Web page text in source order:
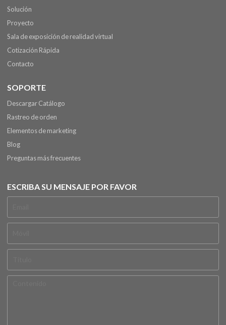
Solución
Proyecto
Sala de exposición de realidad virtual
Cotización Rápida
Contacto
SOPORTE
Descargar Catálogo
Rastreo de orden
Elementos de marketing
Blog
Preguntas más frecuentes
ESCRIBA SU MENSAJE POR FAVOR